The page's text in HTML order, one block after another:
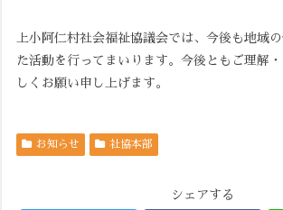
上小阿仁村社会福祉協議会では、今後も地域
た活動を行ってまいります。今後ともご理解
しくお願い申し上げます。
お知らせ 社協本部
シェアする